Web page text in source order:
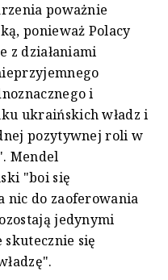
poważnie
ponieważ Polacy
z działaniami
i
ukraińskich władz i
pozytywnej roli w
Mendel
"boi się
nic do zaoferowania
jedynymi
się